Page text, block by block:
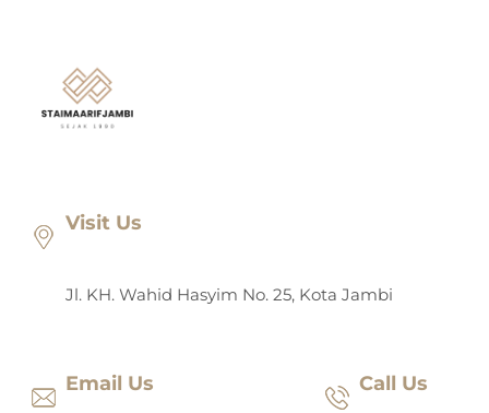
Visit Us
Jl. KH. Wahid Hasyim No. 25, Kota Jambi
Email Us Call Us